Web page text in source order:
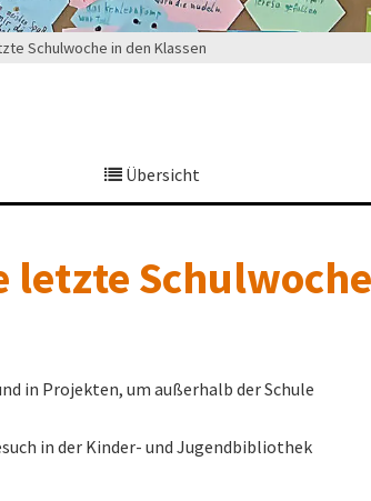
Schulwoche in den Klassen
Übersicht
letzte
in Projekten, um außerhalb der Schule
in der Kinder- und Jugendbibliothek